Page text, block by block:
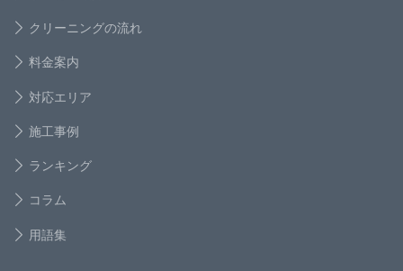
クリーニングの流れ
料金案内
対応エリア
施工事例
ランキング
コラム
用語集